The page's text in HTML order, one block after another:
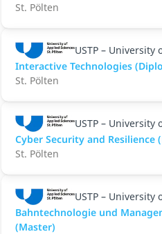
St. Pölten
USTP – University
Interactive Technologies
St. Pölten
USTP – University
Cyber Security and Resilience
St. Pölten
USTP – University
Bahntechnologie und
(Master)